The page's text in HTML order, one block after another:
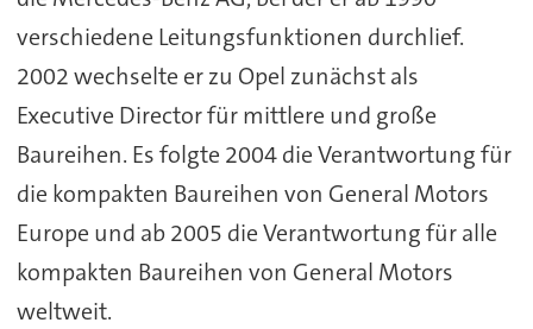
verschiedene Leitungsfunktionen durchlief.
2002 wechselte er zu Opel zunächst als
Executive Director für mittlere und große
Baureihen. Es folgte 2004 die Verantwortung für
die kompakten Baureihen von General Motors
Europe und ab 2005 die Verantwortung für alle
kompakten Baureihen von General Motors
weltweit.